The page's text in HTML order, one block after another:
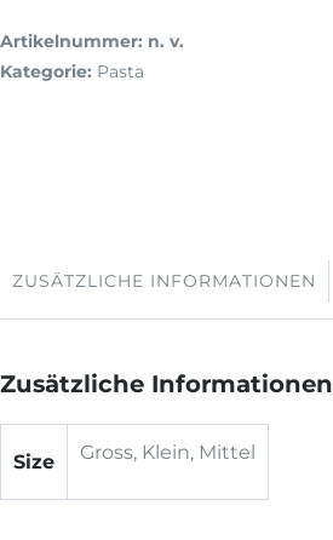
Artikelnummer: n. v.
Kategorie: Pasta
ZUSÄTZLICHE INFORMATIONEN
Zusätzliche Informationen
Size Gross, Klein, Mittel